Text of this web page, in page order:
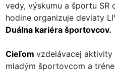
vedy, výskumu a športu SR
hodine organizuje deviaty
Duálna kariéra športovcov.
Cieľomvzdelávacej
mladým športovcom a